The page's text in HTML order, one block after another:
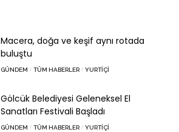
Macera, doğa ve keşif aynı rotada
buluştu
GÜNDEM TÜM HABERLER YURTIÇI
Gölcük Belediyesi Geleneksel El
Sanatları Festivali Başladı
GÜNDEM TÜM HABERLER YURTIÇI